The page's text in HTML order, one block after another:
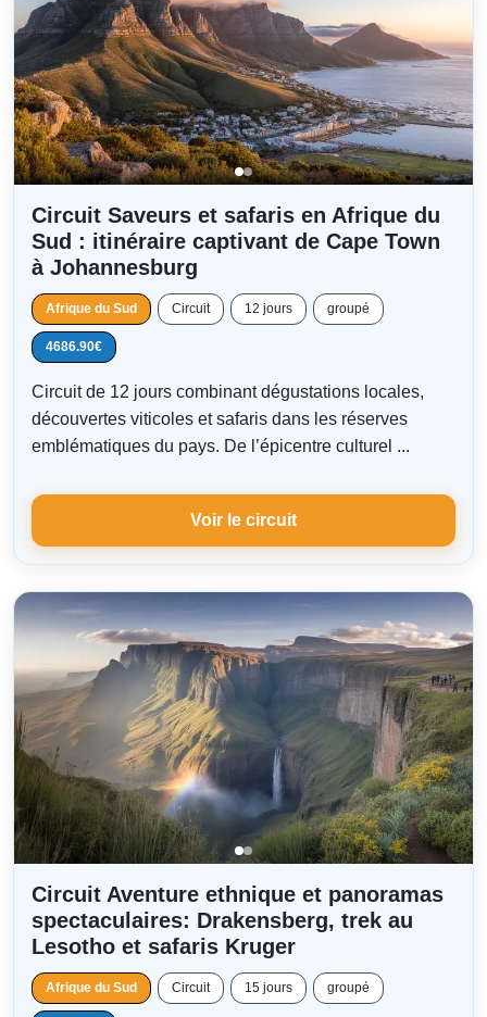
Circuit Saveurs et safaris en Afrique du
Sud : itinéraire captivant de Cape Town
à Johannesburg
Afrique du Sud Circuit 12 jours groupé
4686.90€
Circuit de 12 jours combinant dégustations locales,
découvertes viticoles et safaris dans les réserves
emblématiques du pays. De l’épicentre culturel ...
Voir le circuit
Circuit Aventure ethnique et panoramas
spectaculaires: Drakensberg, trek au
Lesotho et safaris Kruger
Afrique du Sud Circuit 15 jours groupé